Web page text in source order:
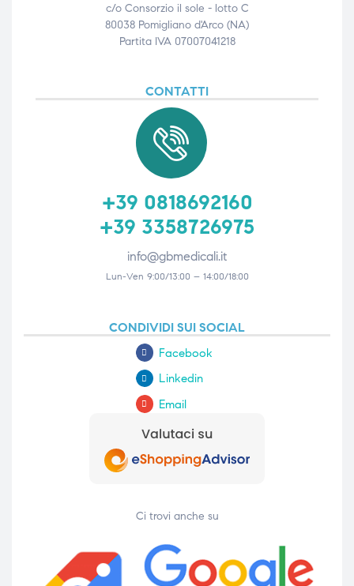
c/o Consorzio il sole - lotto C
80038 Pomigliano d'Arco (NA)
Partita IVA 07007041218
CONTATTI
+39 0818692160
+39 3358726975
info@gbmedicali.it
Lun-Ven 9:00/13:00 – 14:00/18:00
CONDIVIDI SUI SOCIAL
Facebook
Linkedin
Email
Ci trovi anche su